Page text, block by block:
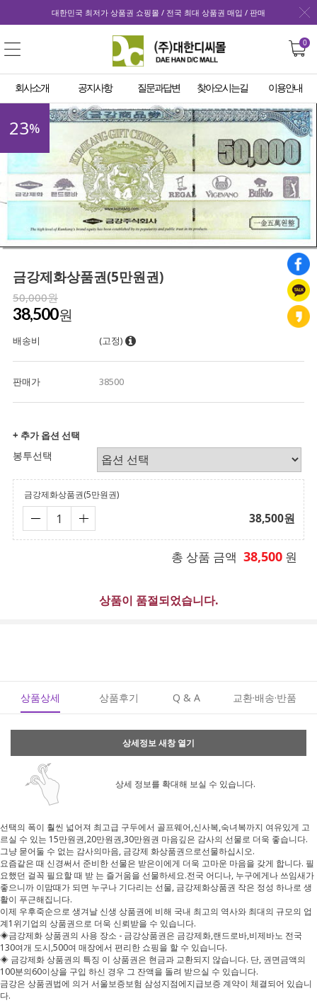
대한민국 최저가 상품권 쇼핑몰 / 전국 최대 상품권 매입 / 판매
0
회사소개 공지사항 질문과답변 찾아오시는길 이용안내
23%
금강제화상품권(5만원권)
50,000원
38,500원
배송비 (고정)
판매가 38500
+ 추가 옵션 선택
봉투선택
금강제화상품권(5만원권)
38,500원
총 상품 금액 38,500 원
상품이 품절되었습니다.
상품상세 상품후기 Q & A 교환·배송·반품
상세정보 새창 열기
상세 정보를 확대해 보실 수 있습니다.
선택의 폭이 훨씬 넓어져 최고급 구두에서 골프웨어,신사복,숙녀복까지 여유있게 고
르실 수 있는 15만원권,20만원권,30만원권 마음깊은 감사의 선물로 더욱 좋습니다.
그냥 묻어둘 수 없는 감사의마음, 금강제 화상품권으로선물하십시오.
요즘같은 때 신경써서 준비한 선물은 받은이에게 더욱 고마운 마음을 갖게 합니다. 필
요했던 걸꼭 필요할 때 받 는 즐거움을 선물하세요.전국 어디나, 누구에게나 쓰임새가
좋으니까 이맘때가 되면 누구나 기다리는 선물, 금강제화상품권 작은 정성 하나로 생
활이 푸근해집니다.
이제 우후죽순으로 생겨날 신생 상품권에 비해 국내 최고의 역사와 최대의 규모의 업
계1위기업의 상품권으로 더욱 신뢰받을 수 있습니다.
◈금강제화 상품권의 사용 장소 - 금강상품권은 금강제화,랜드로바,비제바노 전국
130여개 도시,500여 매장에서 편리한 쇼핑을 할 수 있습니다.
◈ 금강제화 상품권의 특징 이 상품권은 현금과 교환되지 않습니다. 단, 권면금액의
100분의60이상을 구입 하신 경우 그 잔액을 돌려 받으실 수 있습니다.
금강은 상품권법에 의거 서울보증보험 삼성지점에지급보증 계약이 체결되어 있습니
다.